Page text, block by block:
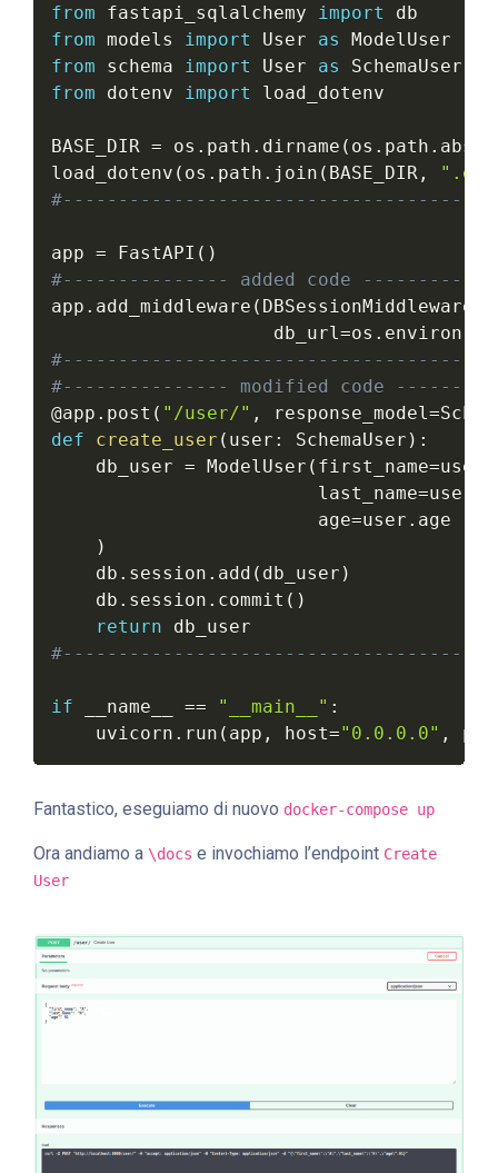
from fastapi_sqlalchemy import
from models import User as
from schema import User as
from dotenv import load_dotenv
BASE_DIR = os . path . dirname ( os . path .
load_dotenv ( os . path . join ( BASE_DIR ,
app = FastAPI ( )
#--------------- added code
app . add_middleware ( DBSessionMiddleware
                    db_url
=os . environ
#--------------- modified code
@app . post ( "/user/" , response_model=
def
create_user ( user : SchemaUser ) :
    db_user
= ModelUser ( first_name=user
                        last_name
=user
                        age
=user . age
)
    db
. session . add ( db_user )
    db
. session . commit ( )
return
if __name__ == "__main__" :
    uvicorn
. run ( app , host="0.0.0.0" ,
Fantastico, eseguiamo di nuovo docker-compose up
Ora andiamo a \docs e invochiamo l’endpoint Create
User